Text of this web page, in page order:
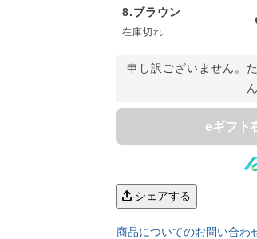
8.ブラウン
在庫切れ
申し訳ございません。
eギフト
シェアする
商品についてのお問い合わ